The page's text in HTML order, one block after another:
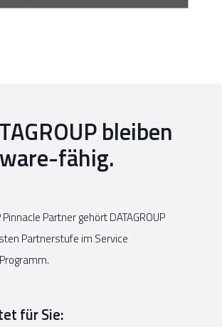
bleiben
fähig.
Pinnacle Partner gehört DATAGROUP
Partnerstufe im Service
für Sie: